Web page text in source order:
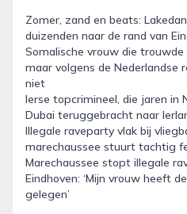
Zomer, zand en beats:
duizenden naar de rand van
Somalische vrouw die
maar volgens de Nederlandse
niet
Ierse topcrimineel, die jaren in
Dubai teruggebracht naar
Illegale raveparty vlak bij
marechaussee stuurt tachtig
Marechaussee stopt illegale
Eindhoven: ‘Mijn vrouw heeft
gelegen’